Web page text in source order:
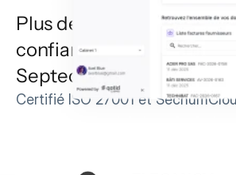
Plus de 50 000
confiance aux solutions
Septeo pour piloter leur
Certifié ISO 27001 et